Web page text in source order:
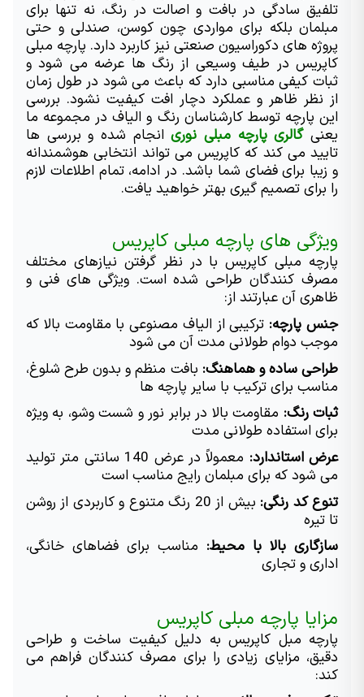
یعنی گالری پارچه مبلی نوری
را برای تصمیم گیری بهتر خواهید یافت.
ویژگی های پارچه مبلی کاپریس
ظاهری آن عبارتند از:
جنس پارچه:
موجب دوام طولانی مدت آن می شود
طراحی ساده و هماهنگ:
مناسب برای ترکیب با سایر پارچه ها
ثبات رنگ:
برای استفاده طولانی مدت
عرض استاندارد:
می شود که برای مبلمان رایج مناسب است
تنوع کد رنگی:
تا تیره
سازگاری بالا با محیط:
اداری و تجاری
مزایا پارچه مبلی کاپریس
کند: